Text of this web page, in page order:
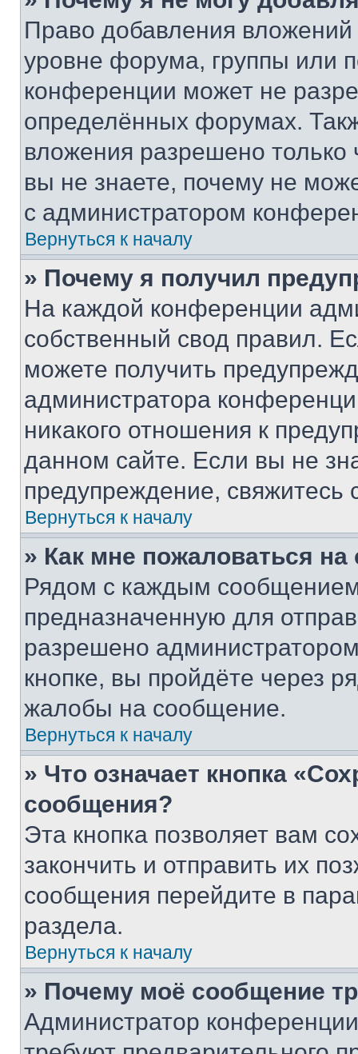
Право добавления
уровне форума, группы или
конференции может не
определённых форумах.
вложения разрешено
вы не знаете, почему не
с администратором
Вернуться к началу
» Почему я получил
На каждой конференции
собственный свод правил.
можете получить
администратора
никакого отношения к
данном сайте. Если вы не
предупреждение,
Вернуться к началу
» Как мне пожаловаться
Рядом с каждым сообщением
предназначенную для
разрешено
кнопке, вы пройдёте через
жалобы на сообщение.
Вернуться к началу
» Что означает кнопка
сообщения?
Эта кнопка позволяет вам
закончить и отправить их
сообщения перейдите в
раздела.
Вернуться к началу
» Почему моё сообщение
Администратор